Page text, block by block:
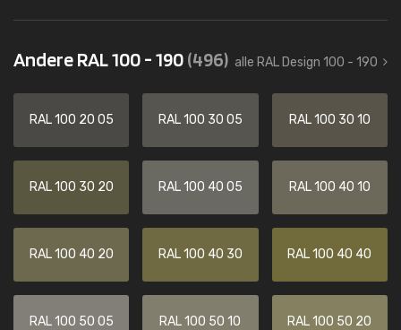
Andere RAL 100 - 190(496) alle RAL Design 100 - 190
RAL 100 20 05 RAL 100 30 05 RAL 100 30 10
RAL 100 30 20 RAL 100 40 05 RAL 100 40 10
RAL 100 40 20 RAL 100 40 30 RAL 100 40 40
RAL 100 50 05 RAL 100 50 10 RAL 100 50 20